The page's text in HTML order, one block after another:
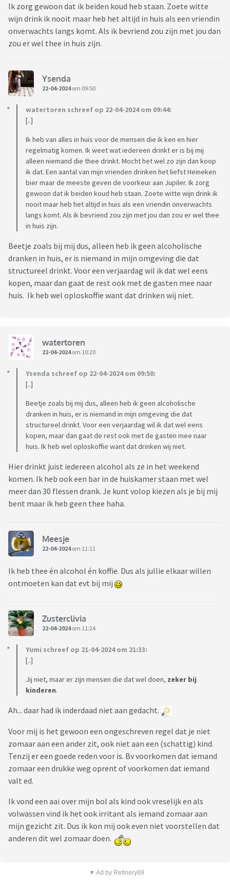
Ik zorg gewoon dat ik beiden koud heb staan. Zoete witte
wijn drink ik nooit maar heb het altijd in huis als een vriendin
onverwachts langs komt. Als ik bevriend zou zijn met jou dan
zou er wel thee in huis zijn.
Ysenda
22-04-2024om 09:50
watertoren schreef op 22-04-2024 om 09:44:
[..]
Ik heb van alles in huis voor de mensen die ik ken en hier
regelmatig komen. Ik weet wat iedereen drinkt er is bij mij
alleen niemand die thee drinkt. Mocht het wel zo zijn dan koop
ik dat. Een aantal van mijn vrienden drinken het liefst Heineken
bier maar de meeste geven de voorkeur aan Jupiler. Ik zorg
gewoon dat ik beiden koud heb staan. Zoete witte wijn drink ik
nooit maar heb het altijd in huis als een vriendin onverwachts
langs komt. Als ik bevriend zou zijn met jou dan zou er wel thee
in huis zijn.
Beetje zoals bij mij dus, alleen heb ik geen alcoholische
dranken in huis, er is niemand in mijn omgeving die dat
structureel drinkt. Voor een verjaardag wil ik dat wel eens
kopen, maar dan gaat de rest ook met de gasten mee naar
huis. Ik heb wel oploskoffie want dat drinken wij niet.
watertoren
22-04-2024om 10:20
Ysenda schreef op 22-04-2024 om 09:50:
[..]
Beetje zoals bij mij dus, alleen heb ik geen alcoholische
dranken in huis, er is niemand in mijn omgeving die dat
structureel drinkt. Voor een verjaardag wil ik dat wel eens
kopen, maar dan gaat de rest ook met de gasten mee naar
huis. Ik heb wel oploskoffie want dat drinken wij niet.
Hier drinkt juist iedereen alcohol als ze in het weekend
komen. Ik heb ook een bar in de huiskamer staan met wel
meer dan 30 flessen drank. Je kunt volop kiezen als je bij mij
bent maar ik heb geen thee haha.
Meesje
22-04-2024om 11:11
Ik heb thee én alcohol én koffie. Dus als jullie elkaar willen
ontmoeten kan dat evt bij mij
Zusterclivia
22-04-2024om 11:24
Yumi schreef op 21-04-2024 om 21:33:
[..]
Jij niet, maar er zijn mensen die dat wel doen, zeker bij
kinderen.
Ah... daar had ik inderdaad niet aan gedacht.
Voor mij is het gewoon een ongeschreven regel dat je niet
zomaar aan een ander zit, ook niet aan een (schattig) kind.
Tenzij er een goede reden voor is. Bv voorkomen dat iemand
zomaar een drukke weg oprent of voorkomen dat iemand
valt ed.
Ik vond een aai over mijn bol als kind ook vreselijk en als
volwassen vind ik het ook irritant als iemand zomaar aan
mijn gezicht zit. Dus ik kon mij ook even niet voorstellen dat
anderen dit wel zomaar doen.
▼ Ad by Refinery89